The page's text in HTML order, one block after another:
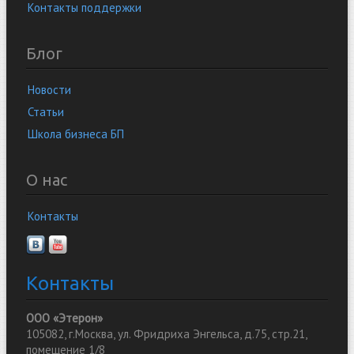
Контакты поддержки
Блог
Новости
Статьи
Школа бизнеса БП
О нас
Контакты
Контакты
ООО «Этерон»
105082, г.Москва, ул. Фридриха Энгельса, д.75, стр.21,
помещение 1/8